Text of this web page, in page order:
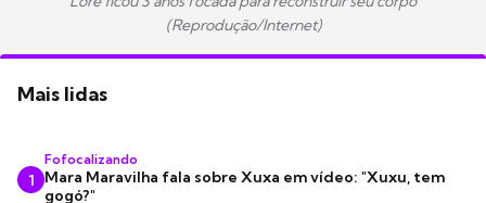
(Reprodução/Internet)
Mais lidas
1
Fofocalizando
Mara Maravilha fala sobre Xuxa em vídeo: "Xuxu, tem
gogó?"